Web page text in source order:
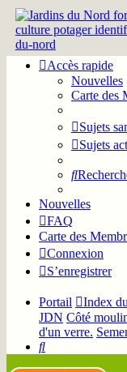
Accès rapide
Nouvelles
Carte des
Sujets
Sujets
Nouvelles
FAQ
Carte des
Connexion
S’enregistrer
Portail Index
JDN Côté
d'un verre.
Rechercher